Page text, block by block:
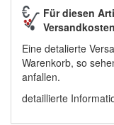
Für diesen
Eine detalierte
Warenkorb, so
anfallen.
detaillierte